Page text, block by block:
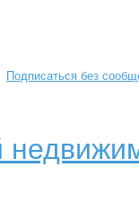
Подписаться без